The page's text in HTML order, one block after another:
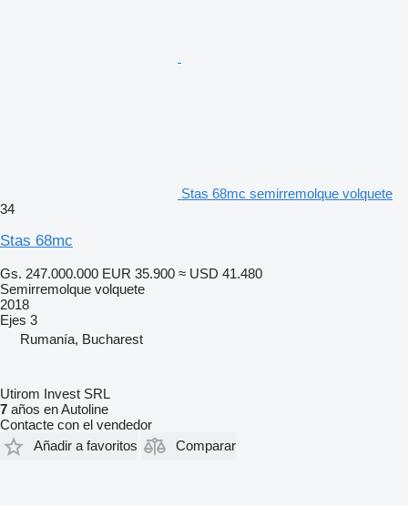
Stas 68mc semirremolque volquete
34
Stas 68mc
Gs. 247.000.000 EUR 35.900 ≈ USD 41.480
Semirremolque volquete
2018
Ejes 3
Rumanía, Bucharest
Utirom Invest SRL
7 años en Autoline
Contacte con el vendedor
Añadir a favoritos
Comparar